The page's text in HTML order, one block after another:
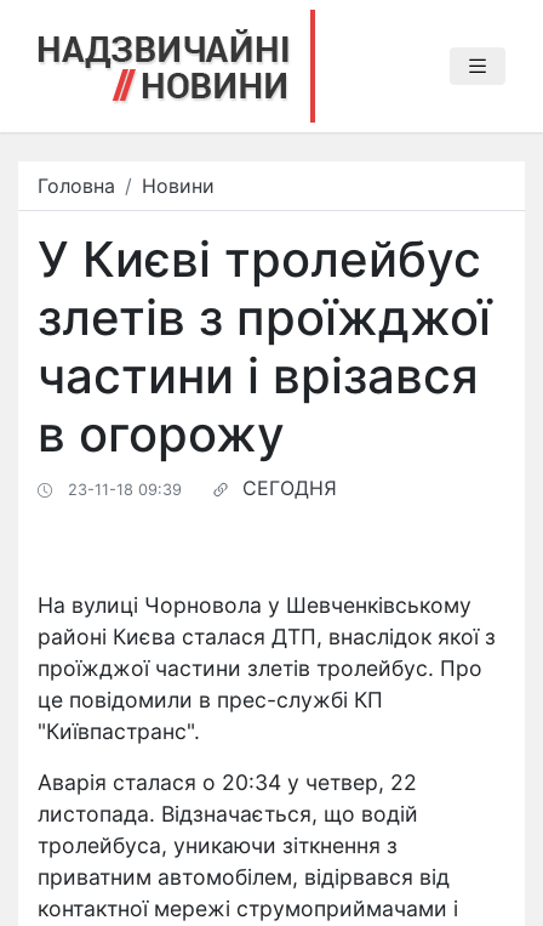
Головна Новини
У Києві тролейбус
злетів з проїжджої
частини і врізався
в огорожу
23-11-18 09:39 СЕГОДНЯ
На вулиці Чорновола у Шевченківському
районі Києва сталася ДТП, внаслідок якої з
проїжджої частини злетів тролейбус. Про
це повідомили в прес-службі КП
"Київпастранс".
Аварія сталася о 20:34 у четвер, 22
листопада. Відзначається, що водій
тролейбуса, уникаючи зіткнення з
приватним автомобілем, відірвався від
контактної мережі струмоприймачами і